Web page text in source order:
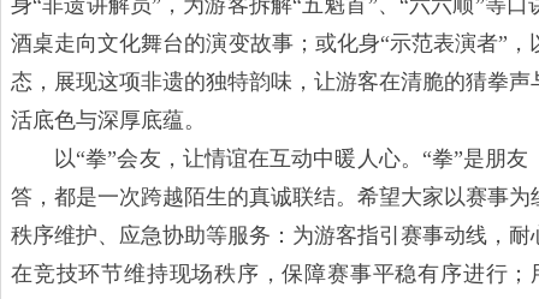
身“非遗讲解员”，为游客拆解“五魁首”、“六六顺”等
酒桌走向文化舞台的演变故事；或化身“示范表演者”
态，展现这项非遗的独特韵味，让游客在清脆的猜拳
活底色与深厚底蕴。
以“拳”会友，让情谊在互动中暖人心。“拳”是朋
答，都是一次跨越陌生的真诚联结。希望大家以赛事
秩序维护、应急协助等服务：为游客指引赛事动线，
在竞技环节维持现场秩序，保障赛事平稳有序进行；